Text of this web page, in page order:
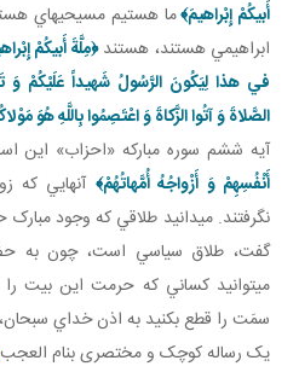
أَبيكُمْ إِبْراهيمَ﴾ما هستيم مسيحي هاي
ابراهيمي هستند، هستند﴿مِلَّةَ أَبيكُمْ
في‏ هذا لِيَكُونَ الرَّسُولُ شَهيداً عَلَيْكُمْ وَ
الصَّلاةَ وَ آتُوا الزَّكاةَ وَ اعْتَصِمُوا بِاللَّهِ هُوَ
آيه ششم سوره مبارکه «احزاب» اين
أَنْفُسِهِمْ وَ أَزْواجُهُ أُمَّهاتُهُمْ﴾ آنهايي که
نگرفتند. مي دانيد طلاقي که وجود
گفت، طلاق سياسي است، چون به
مي توانيد کساني که حرمت اين بيت را
سمَت را قطع بکنيد به اذن خداي سبحان،
يک رساله کوچک و مختصری بنام العجب